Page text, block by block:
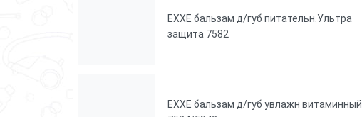
EXXE бальзам д/губ питательн.Ультра
защита 7582
EXXE бальзам д/губ увлажн витаминный